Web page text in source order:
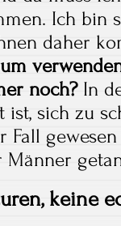
Ich bin
daher
noch? In
ist, sich zu
Fall
Männer
keine